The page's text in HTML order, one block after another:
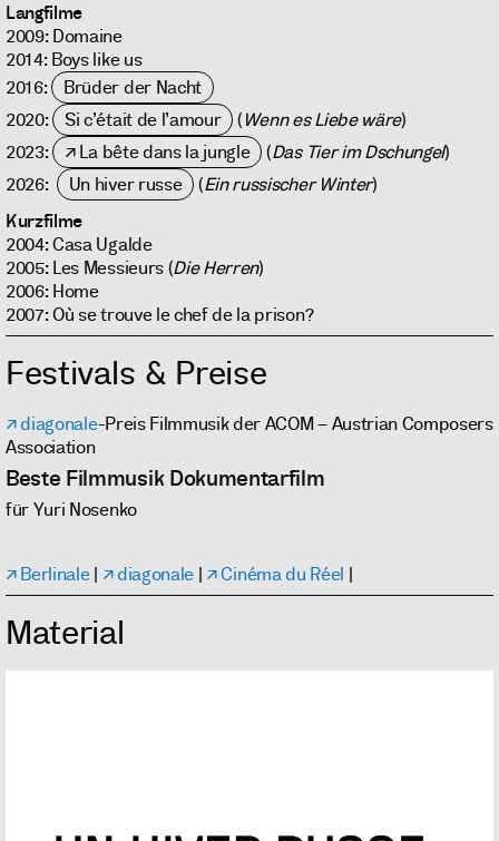
Langfilme
2009: Domaine
2014: Boys like us
2016: Brüder der Nacht
2020: Si c’était de l’amour (Wenn es Liebe wäre)
2023:
La bête dans la jungle (Das Tier im Dschungel)
2026:
Un hiver russe (Ein russischer Winter)
Kurzfilme
2004: Casa Ugalde
2005: Les Messieurs (Die Herren)
2006: Home
2007: Où se trouve le chef de la prison?
Festivals & Preise
diagonale-Preis Filmmusik der ACOM – Austrian Composers
Association
Beste Filmmusik Dokumentarfilm
für Yuri Nosenko
Berlinale| diagonale | Cinéma du Réel |
Material